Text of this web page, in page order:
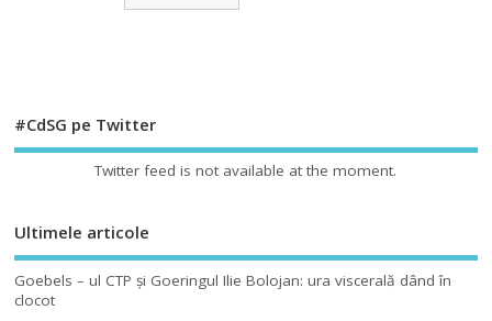
#CdSG pe Twitter
Twitter feed is not available at the moment.
Ultimele articole
Goebels – ul CTP şi Goeringul Ilie Bolojan: ura viscerală dând în
clocot